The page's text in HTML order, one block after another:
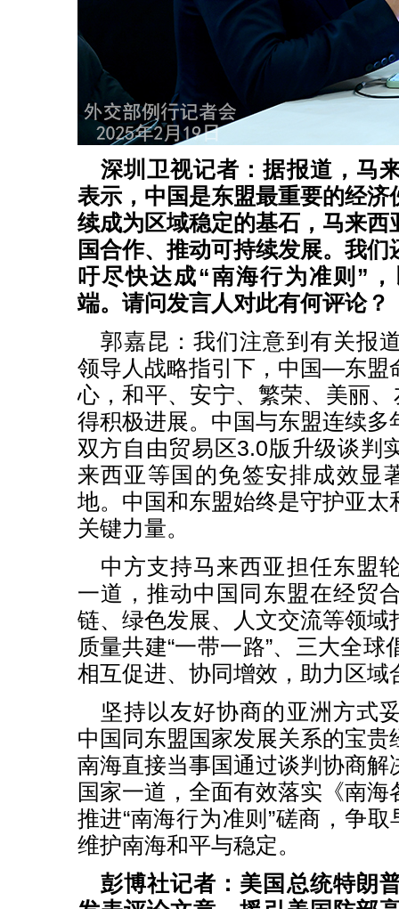
深圳卫视记者：据报道，马
表示，中国是东盟最重要的经济
续成为区域稳定的基石，马来西
国合作、推动可持续发展。我
吁尽快达成“南海行为准则”
端。请问发言人对此有何评论？
郭嘉昆：我们注意到有关报
领导人战略指引下，中国—东盟
心，和平、安宁、繁荣、美丽、
得积极进展。中国与东盟连续多
双方自由贸易区3.0版升级谈判
来西亚等国的免签安排成效显
地。中国和东盟始终是守护亚太
关键力量。
中方支持马来西亚担任东盟
一道，推动中国同东盟在经贸
链、绿色发展、人文交流等领域
质量共建“一带一路”、三大全
相互促进、协同增效，助力区域
坚持以友好协商的亚洲方式
中国同东盟国家发展关系的宝贵
南海直接当事国通过谈判协商解
国家一道，全面有效落实《南
推进“南海行为准则”磋商，争取
维护南海和平与稳定。
彭博社记者：美国总统特朗